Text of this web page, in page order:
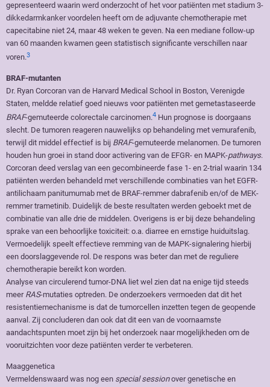
gepresenteerd waarin werd onderzocht of het voor patiënten met stadium 3-
dikkedarmkanker voordelen heeft om de adjuvante chemotherapie met
capecitabine niet 24, maar 48 weken te geven. Na een mediane follow-up
van 60 maanden kwamen geen statistisch significante verschillen naar
voren.3
BRAF-mutanten
Dr. Ryan Corcoran van de Harvard Medical School in Boston, Verenigde
Staten, meldde relatief goed nieuws voor patiënten met gemetastaseerde
BRAF-gemuteerde colorectale carcinomen.4 Hun prognose is doorgaans
slecht. De tumoren reageren nauwelijks op behandeling met vemurafenib,
terwijl dit middel effectief is bij BRAF-gemuteerde melanomen. De tumoren
houden hun groei in stand door activering van de EFGR- en MAPK-pathways.
Corcoran deed verslag van een gecombineerde fase 1- en 2-trial waarin 134
patiënten werden behandeld met verschillende combinaties van het EGFR-
antilichaam panitumumab met de BRAF-remmer dabrafenib en/of de MEK-
remmer trametinib. Duidelijk de beste resultaten werden geboekt met de
combinatie van alle drie de middelen. Overigens is er bij deze behandeling
sprake van een behoorlijke toxiciteit: o.a. diarree en ernstige huiduitslag.
Vermoedelijk speelt effectieve remming van de MAPK-signalering hierbij
een doorslaggevende rol. De respons was beter dan met de reguliere
chemotherapie bereikt kon worden.
Analyse van circulerend tumor-DNA liet wel zien dat na enige tijd steeds
meer RAS-mutaties optreden. De onderzoekers vermoeden dat dit het
resistentiemechanisme is dat de tumorcellen inzetten tegen de geopende
aanval. Zij concluderen dan ook dat dit een van de voornaamste
aandachtspunten moet zijn bij het onderzoek naar mogelijkheden om de
vooruitzichten voor deze patiënten verder te verbeteren.
Maaggenetica
Vermeldenswaard was nog een special sessionover genetische en